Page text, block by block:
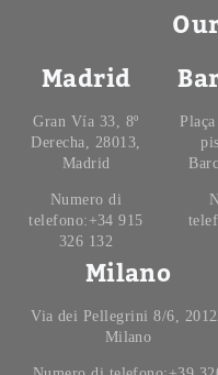
Madrid
Gran Vía 33, 8º
Derecha, 28013,
Madrid
Numero di
telefono:+34 915
326 132
Milano
Via dei Pellegrini 8/6,
Milano